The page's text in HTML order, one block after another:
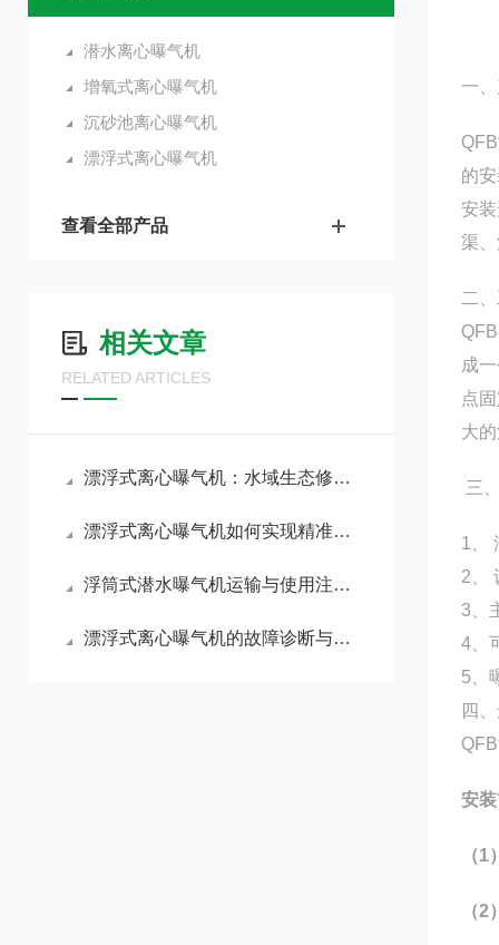
潜水离心曝气机
增氧式离心曝气机
沉砂池离心曝气机
漂浮式离心曝气机
查看全部产品
相关文章
RELATED ARTICLES
漂浮式离心曝气机：水域生态修复的“灵动之肺”
漂浮式离心曝气机如何实现精准曝气？
浮筒式潜水曝气机运输与使用注意事项
漂浮式离心曝气机的故障诊断与排除方法
一
的
安
渠
二
成
点
大
三
1、
2、
3、
4、
5、
四
安
（
（